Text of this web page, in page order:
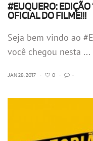
#EUQUERO: EDIÇÃO
OFICIAL DO FILME!!!
Seja bem vindo ao
você chegou nesta ...
JAN 28, 2017 • 0 • -